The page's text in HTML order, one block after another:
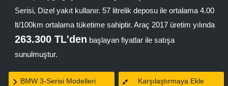
Serisi, Dizel yakıt kullanır. 57 litrelik deposu ile ortalama 4.00
lt/100km ortalama tüketime sahiptir. Araç 2017 üretim yılında
263.300 TL'den başlayan fiyatlar ile satışa
sunulmuştur.
BMW 3-Serisi Modelleri Karşılaştırmaya Ekle